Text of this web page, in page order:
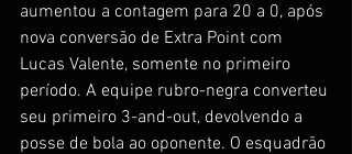
aumentou a contagem para 20 a 0, após
nova conversão de Extra Point com
Lucas Valente, somente no primeiro
período. A equipe rubro-negra converteu
seu primeiro 3-and-out, devolvendo a
posse de bola ao oponente. O esquadrão